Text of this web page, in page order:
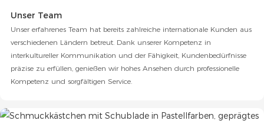
Unser Team
Unser erfahrenes Team hat bereits zahlreiche internationale Kunden aus
verschiedenen Ländern betreut. Dank unserer Kompetenz in
interkultureller Kommunikation und der Fähigkeit, Kundenbedürfnisse
präzise zu erfüllen, genießen wir hohes Ansehen durch professionelle
Kompetenz und sorgfältigen Service.